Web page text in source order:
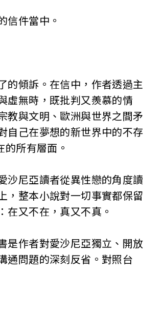
信件當中。
的傾訴。在信中，作者透過主
虛無時，既批判又羨慕的情
教與文明、歐洲與世界之間矛
自己在夢想的新世界中的不存
所有層面。
沙尼亞讀者從異性戀的角度讀
，整本小說對一切事實都保留
又不在，真又不真。
是作者對愛沙尼亞獨立、開放
通問題的深刻反省。對照台